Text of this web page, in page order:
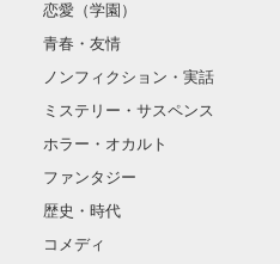
“あの事”だけは誰にも言え
もしも素直に
と伝えていたら
私達の関係は変わっていた
同じような選択をしない
私みたいに後悔してほし
恋愛（学園）
青春・友情
ノンフィクション・実話
ミステリー・サスペンス
ホラー・オカルト
ファンタジー
歴史・時代
コメディ